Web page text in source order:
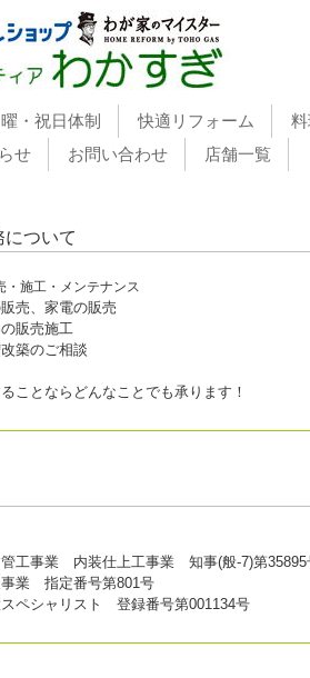
・祝日体制 快適リフォーム
せ
お問い合わせ 店舗一覧
ついて
・施工・メンテナンス
売、家電の販売
販売施工
築のご相談
ことならどんなことでも承ります！
工事業 内装仕上工事業 知事(般-7)第35895
事業 指定番号第801号
スペシャリスト 登録番号第001134号